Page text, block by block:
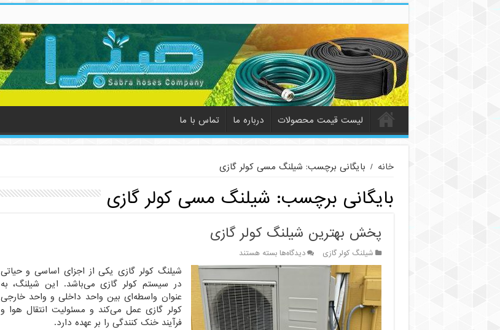
لیست قیمت محصولات درباره ما تماس با ما
خانه / بایگانی برچسب: شیلنگ مسی کولر گازی
بایگانی برچسب: شیلنگ مسی کولر گازی
پخش بهترین شیلنگ کولر گازی
شیلنگ کولر گازی دیدگاه‌هابرای
پخش
شیلنگ
کولر
گازی
بسته هستند
شیلنگ کولر گازی یکی از اجزای اساسی و حیاتی
در سیستم کولر گازی می‌باشد. این شیلنگ، به
عنوان واسطه‌ای بین واحد داخلی و واحد خارجی
کولر گازی عمل می‌کند و مسئولیت انتقال هوا و
فرآیند خنک کنندگی را بر عهده دارد.